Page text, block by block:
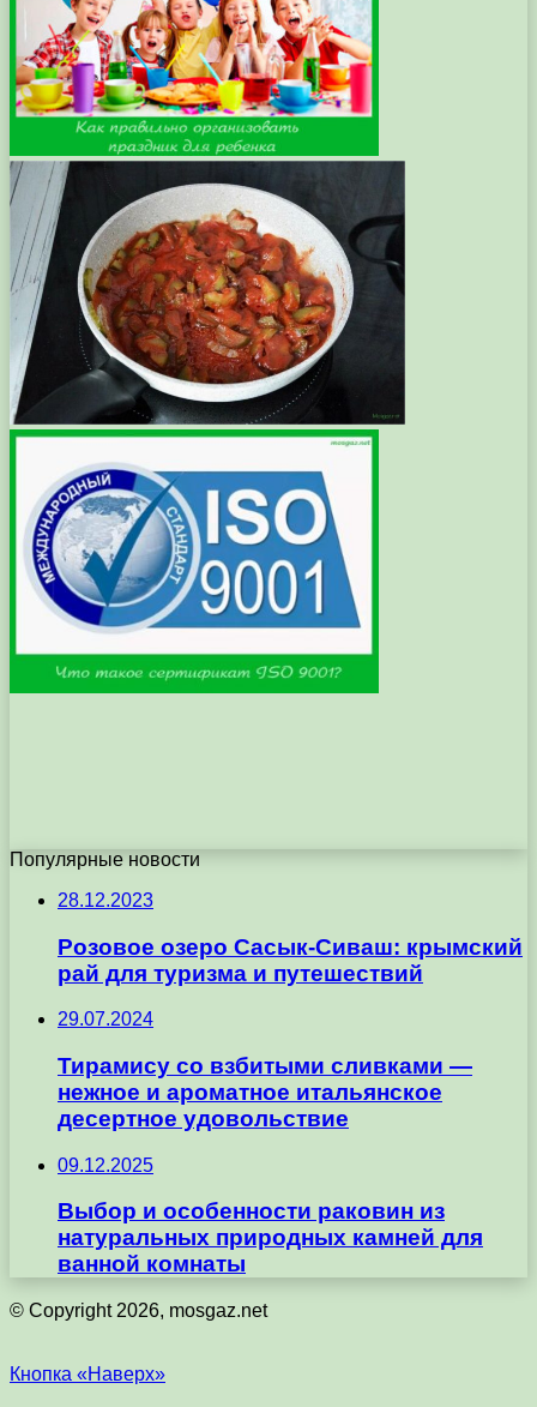
Популярные новости
28.12.2023
Розовое озеро Сасык-Сиваш: крымский
рай для туризма и путешествий
29.07.2024
Тирамису со взбитыми сливками —
нежное и ароматное итальянское
десертное удовольствие
09.12.2025
Выбор и особенности раковин из
натуральных природных камней для
ванной комнаты
© Copyright 2026, mosgaz.net
Кнопка «Наверх»